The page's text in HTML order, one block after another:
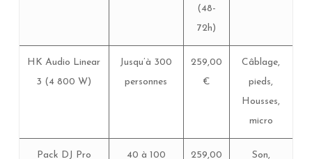
(48-
72h)
HK Audio Linear
3 (4 800 W)
Jusqu’à 300
personnes
259,00
€
Câblage,
pieds,
Housses,
micro
Pack DJ Pro
40 à 100
259,00
Son,